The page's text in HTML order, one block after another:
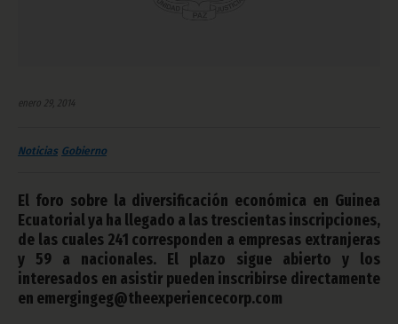
enero 29, 2014
Noticias Gobierno
El foro sobre la diversificación económica en Guinea
Ecuatorial ya ha llegado a las trescientas inscripciones,
de las cuales 241 corresponden a empresas extranjeras
y 59 a nacionales. El plazo sigue abierto y los
interesados en asistir pueden inscribirse directamente
en emergingeg@theexperiencecorp.com